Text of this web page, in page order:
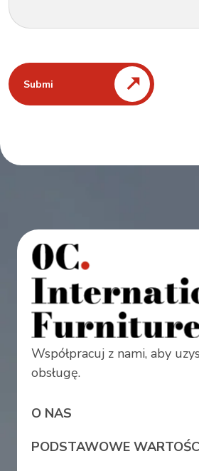
Submi
Współpracuj z nami, aby
obsługę.
O NAS
PODSTAWOWE